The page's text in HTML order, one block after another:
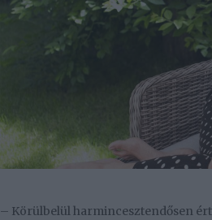
– Körülbelül harmincesztendősen